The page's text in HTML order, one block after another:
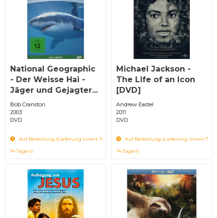
National Geographic
- Der Weisse Hai -
Jäger und Gejagter...
Bob Cranston
2003
DVD
Auf Bestellung (Lieferung innert 7-
14 Tagen)
Michael Jackson -
The Life of an Icon
[DVD]
Andrew Eastel
2011
DVD
Auf Bestellung (Lieferung innert 7-
14 Tagen)